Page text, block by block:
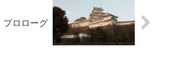
ロローグ